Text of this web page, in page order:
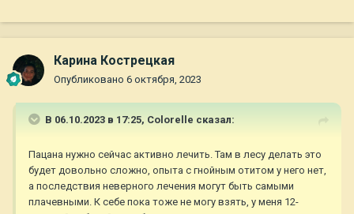
Карина Кострецкая
Опубликовано 6 октября, 2023
В 06.10.2023 в 17:25, Colorelle сказал:
Пацана нужно сейчас активно лечить. Там в лесу делать это
будет довольно сложно, опыта с гнойным отитом у него нет,
а последствия неверного лечения могут быть самыми
плачевными. К себе пока тоже не могу взять, у меня 12-